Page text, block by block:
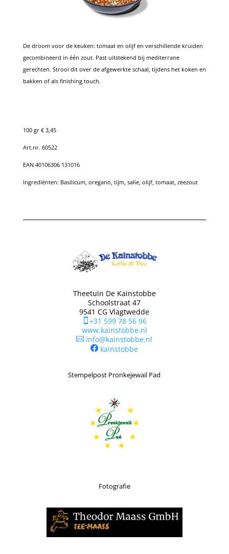
De droom voor de keuken: tomaat en olijf en verschillende kruiden
gecombineerd in één zout. Past uitstekend bij mediterrane
gerechten. Strooi dit over de afgewerkte schaal, tijdens het koken en
bakken of als finishing touch.
100 gr € 3,45
Art.nr. 60522
EAN 40106306 131016
Ingrediënten: Basilicum, oregano, tijm, salie, olijf, tomaat, zeezout
Theetuin De Kainstobbe
Schoolstraat 47
9541 CG Vlagtwedde
+31 599 78 56 96
www.kainstobbe.nl
 info@kainstobbe.nl
kainstobbe
Stempelpost Pronkejewail Pad
Fotografie